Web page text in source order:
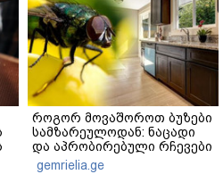
როგორ მოვაშოროთ ბუზები
სამზარეულოდან: ნაცადი
და აპრობირებული რჩევები
gemrielia.ge